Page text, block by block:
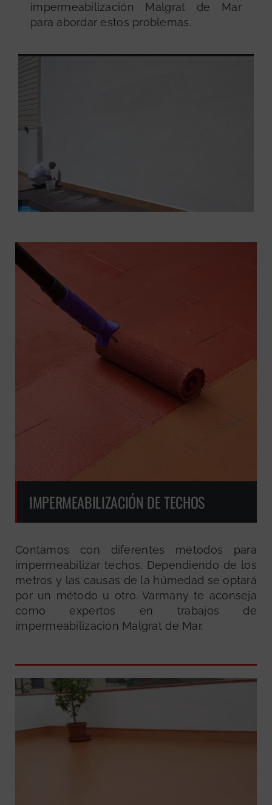
impermeabilización Malgrat de Mar
para abordar estos problemas.
IMPERMEABILIZACIÓN DE TECHOS
Contamos con diferentes métodos para
impermeabilizar techos. Dependiendo de los
metros y las causas de la húmedad se optará
por un método u otro. Varmany te aconseja
como expertos en trabajos de
impermeabilización Malgrat de Mar.